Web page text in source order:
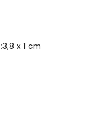
:3,8 x 1 cm